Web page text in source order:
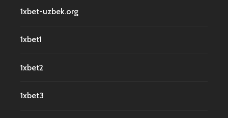
1xbet-uzbek.org
1xbet1
1xbet2
1xbet3